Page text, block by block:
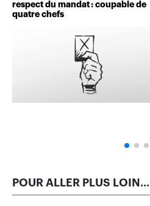
respect du mandat : coupable de
quatre chefs
POUR ALLER PLUS LOIN...